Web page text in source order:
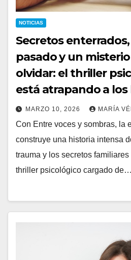
NOTICIAS
Secretos
pasado y un
olvidar: el thriller
está atrapando a
MARZO 10, 2026 MARÍA
Con Entre voces y sombras, la
construye una historia intensa
trauma y los secretos
thriller psicológico cargado de…